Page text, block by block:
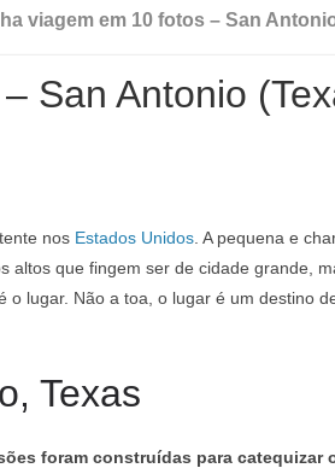
viagem em 10 fotos – San
San Antonio
nos Estados Unidos . A pequena e
altos que fingem ser de cidade grande,
lugar. Não a toa, o lugar é um destino
Texas
foram construídas para catequizar